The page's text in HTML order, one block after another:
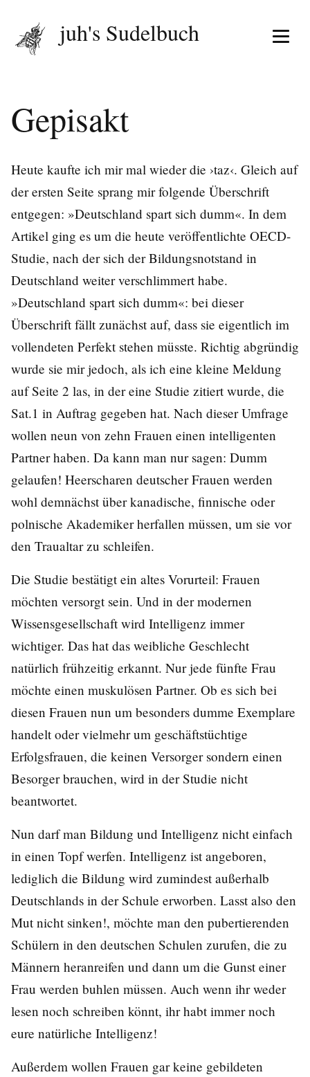
Menü
juh's Sudelbuch
Gepisakt
Heute kaufte ich mir mal wieder die ›taz‹. Gleich auf
der ersten Seite sprang mir folgende Überschrift
entgegen: »Deutschland spart sich dumm«. In dem
Artikel ging es um die heute veröffentlichte OECD-
Studie, nach der sich der Bildungsnotstand in
Deutschland weiter verschlimmert habe.
»Deutschland spart sich dumm«: bei dieser
Überschrift fällt zunächst auf, dass sie eigentlich im
vollendeten Perfekt stehen müsste. Richtig abgründig
wurde sie mir jedoch, als ich eine kleine Meldung
auf Seite 2 las, in der eine Studie zitiert wurde, die
Sat.1 in Auftrag gegeben hat. Nach dieser Umfrage
wollen neun von zehn Frauen einen intelligenten
Partner haben. Da kann man nur sagen: Dumm
gelaufen! Heerscharen deutscher Frauen werden
wohl demnächst über kanadische, finnische oder
polnische Akademiker herfallen müssen, um sie vor
den Traualtar zu schleifen.
Die Studie bestätigt ein altes Vorurteil: Frauen
möchten versorgt sein. Und in der modernen
Wissensgesellschaft wird Intelligenz immer
wichtiger. Das hat das weibliche Geschlecht
natürlich frühzeitig erkannt. Nur jede fünfte Frau
möchte einen muskulösen Partner. Ob es sich bei
diesen Frauen nun um besonders dumme Exemplare
handelt oder vielmehr um geschäftstüchtige
Erfolgsfrauen, die keinen Versorger sondern einen
Besorger brauchen, wird in der Studie nicht
beantwortet.
Nun darf man Bildung und Intelligenz nicht einfach
in einen Topf werfen. Intelligenz ist angeboren,
lediglich die Bildung wird zumindest außerhalb
Deutschlands in der Schule erworben. Lasst also den
Mut nicht sinken!, möchte man den pubertierenden
Schülern in den deutschen Schulen zurufen, die zu
Männern heranreifen und dann um die Gunst einer
Frau werden buhlen müssen. Auch wenn ihr weder
lesen noch schreiben könnt, ihr habt immer noch
eure natürliche Intelligenz!
Außerdem wollen Frauen gar keine gebildeten